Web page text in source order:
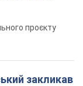
проєкту
закликав